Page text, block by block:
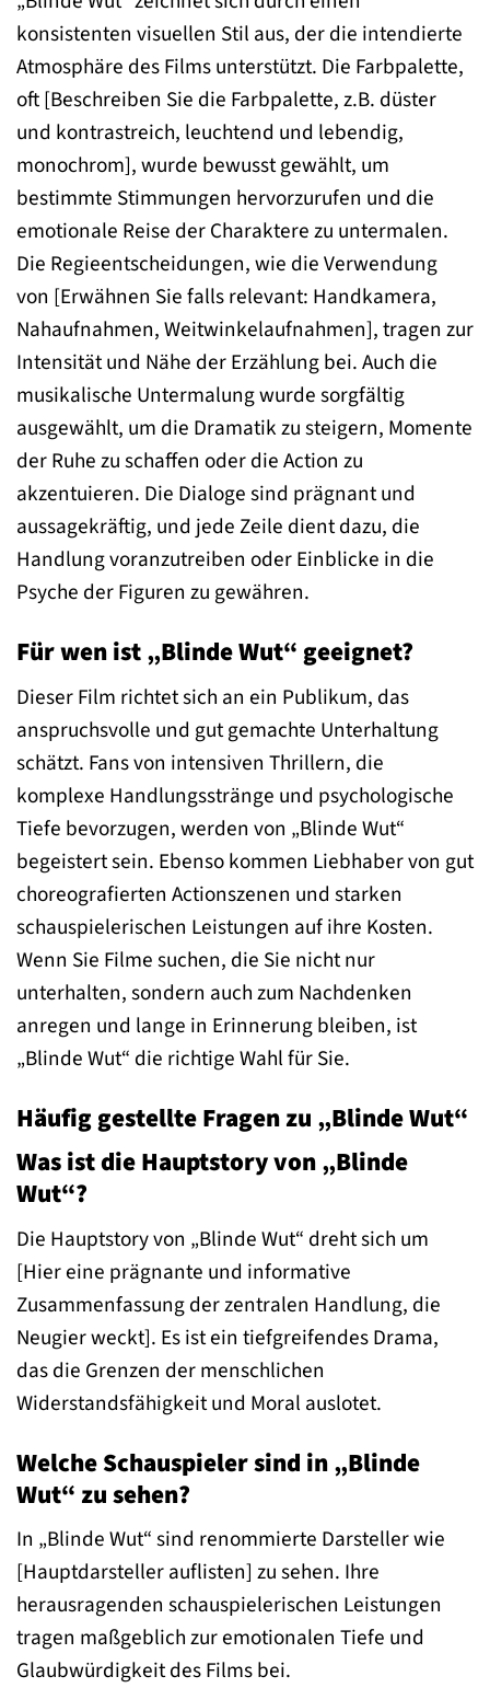
konsistenten visuellen Stil aus, der die intendierte
Atmosphäre des Films unterstützt. Die Farbpalette,
oft [Beschreiben Sie die Farbpalette, z.B. düster
und kontrastreich, leuchtend und lebendig,
monochrom], wurde bewusst gewählt, um
bestimmte Stimmungen hervorzurufen und die
emotionale Reise der Charaktere zu untermalen.
Die Regieentscheidungen, wie die Verwendung
von [Erwähnen Sie falls relevant: Handkamera,
Nahaufnahmen, Weitwinkelaufnahmen], tragen zur
Intensität und Nähe der Erzählung bei. Auch die
musikalische Untermalung wurde sorgfältig
ausgewählt, um die Dramatik zu steigern, Momente
der Ruhe zu schaffen oder die Action zu
akzentuieren. Die Dialoge sind prägnant und
aussagekräftig, und jede Zeile dient dazu, die
Handlung voranzutreiben oder Einblicke in die
Psyche der Figuren zu gewähren.
Für wen ist „Blinde Wut“ geeignet?
Dieser Film richtet sich an ein Publikum, das
anspruchsvolle und gut gemachte Unterhaltung
schätzt. Fans von intensiven Thrillern, die
komplexe Handlungsstränge und psychologische
Tiefe bevorzugen, werden von „Blinde Wut“
begeistert sein. Ebenso kommen Liebhaber von gut
choreografierten Actionszenen und starken
schauspielerischen Leistungen auf ihre Kosten.
Wenn Sie Filme suchen, die Sie nicht nur
unterhalten, sondern auch zum Nachdenken
anregen und lange in Erinnerung bleiben, ist
„Blinde Wut“ die richtige Wahl für Sie.
Häufig gestellte Fragen zu „Blinde Wut“
Was ist die Hauptstory von „Blinde
Wut“?
Die Hauptstory von „Blinde Wut“ dreht sich um
[Hier eine prägnante und informative
Zusammenfassung der zentralen Handlung, die
Neugier weckt]. Es ist ein tiefgreifendes Drama,
das die Grenzen der menschlichen
Widerstandsfähigkeit und Moral auslotet.
Welche Schauspieler sind in „Blinde
Wut“ zu sehen?
In „Blinde Wut“ sind renommierte Darsteller wie
[Hauptdarsteller auflisten] zu sehen. Ihre
herausragenden schauspielerischen Leistungen
tragen maßgeblich zur emotionalen Tiefe und
Glaubwürdigkeit des Films bei.